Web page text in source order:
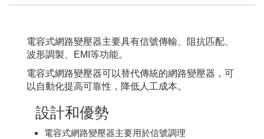
電容式網路變壓器主要具有信號傳輸、阻抗匹配、
波形調製、EMI等功能。
電容式網路變壓器可以替代傳統的網路變壓器，可
以自動化提高可靠性，降低人工成本。
設計和優勢
電容式網路變壓器主要用於信號調理